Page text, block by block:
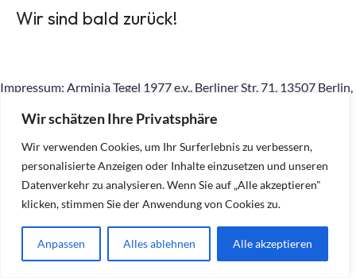
Wir schätzen Ihre Privatsphäre
Wir verwenden Cookies, um Ihr Surferlebnis zu verbessern,
personalisierte Anzeigen oder Inhalte einzusetzen und unseren
Datenverkehr zu analysieren. Wenn Sie auf „Alle akzeptieren"
klicken, stimmen Sie der Anwendung von Cookies zu.
Anpassen Alles ablehnen Alle akzeptieren
Wir sind bald zurück!
Impressum: Arminia Tegel 1977 e.v., Berliner Str. 71, 13507 Berlin,
Tegel77@outlook.com, Inhaltlich Verantwortlicher gemäß §10
Absatz 2 MDStV: Ralf Dietrich (Anschrift wie am Anfang)